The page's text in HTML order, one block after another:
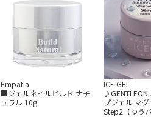
Empatia
■ジェルネイルビルド ナチ
ュラル 10g
ICE GEL
プジェル マ
Step2【ゆう